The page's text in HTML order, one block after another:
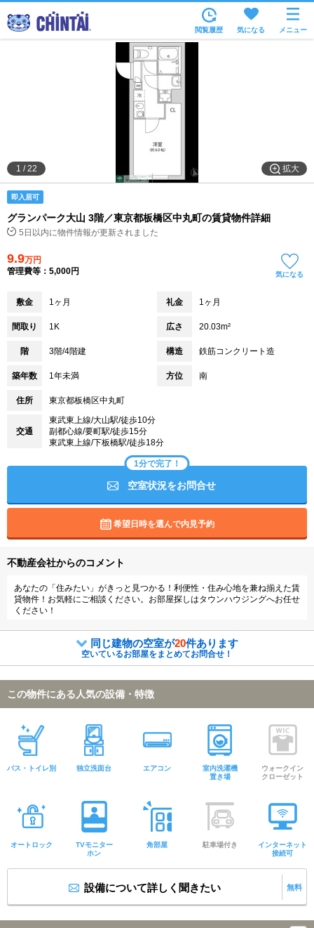
沿線・駅から
住所から
家賃相場から
通勤通学時間から
物件特集から
不動産会社から
閲覧履歴 気になる メニュー
拡大
1 /22
即入居可
グランパーク大山 3階／東京都板橋区中丸町の賃貸物件詳細
5日以内に物件情報が更新されました
9.9万円
管理費等：5,000円
気になる
敷金 1ヶ月 礼金 1ヶ月
間取り 1K 広さ 20.03m²
階 3階/4階建 構造 鉄筋コンクリート造
築年数 1年未満 方位 南
住所 東京都板橋区中丸町
交通
東武東上線/大山駅/徒歩10分
副都心線/要町駅/徒歩15分
東武東上線/下板橋駅/徒歩18分
1分で完了！
空室状況をお問合せ
希望日時を選んで内見予約
不動産会社からのコメント
あなたの「住みたい」がきっと見つかる！利便性・住み心地を兼ね揃えた賃
貸物件！お気軽にご相談ください。お部屋探しはタウンハウジングへお任せ
ください！
同じ建物の空室が20件あります
空いているお部屋をまとめてお問合せ！
この物件にある人気の設備・特徴
バス・トイレ別 独立洗面台 エアコン
室内洗濯機
置き場
ウォークイン
クローゼット
オートロック
TVモニター
ホン
角部屋 駐車場付き
インターネット
接続可
設備について詳しく聞きたい 無料